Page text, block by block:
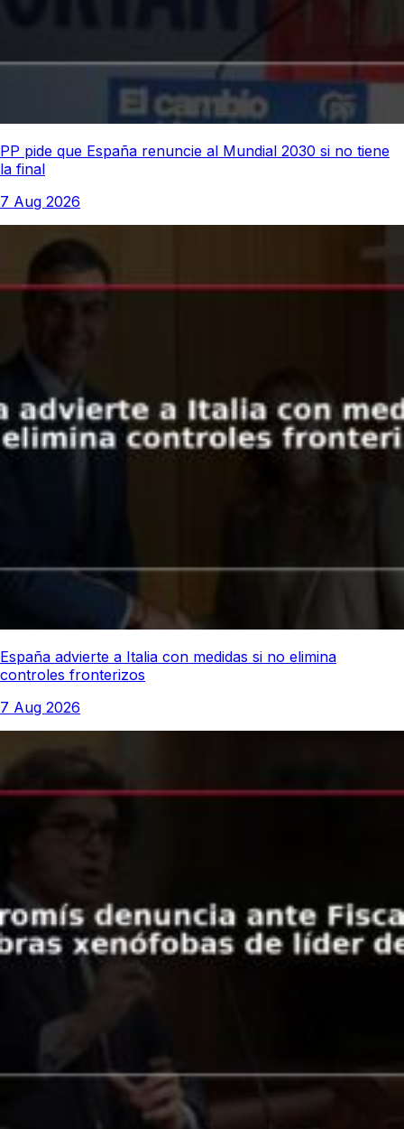
PP pide que España renuncie al Mundial 2030 si no tiene
la final
7 Aug 2026
España advierte a Italia con medidas si no elimina
controles fronterizos
7 Aug 2026